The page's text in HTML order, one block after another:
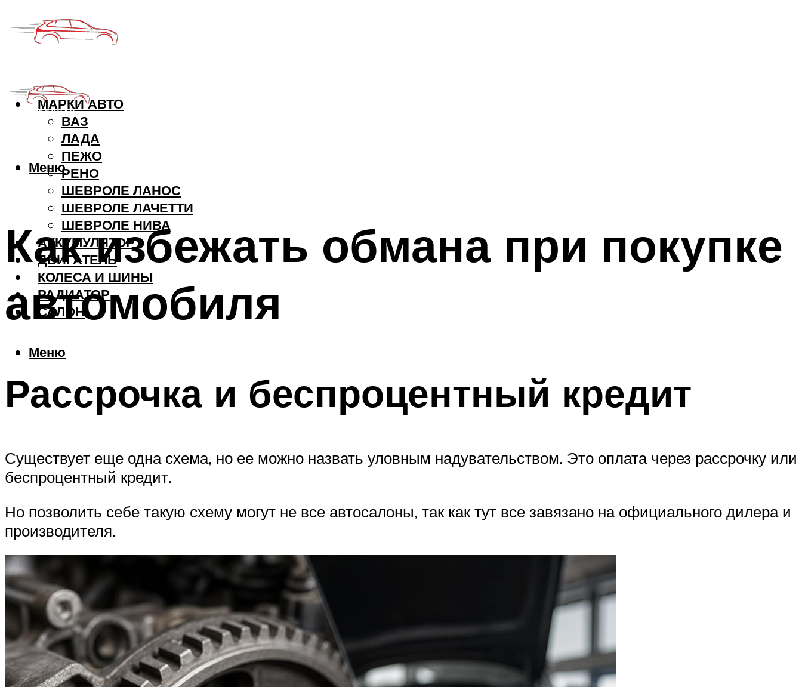
МАРКИ АВТО
ВАЗ
ЛАДА
ПЕЖО
РЕНО
ШЕВРОЛЕ ЛАНОС
ШЕВРОЛЕ ЛАЧЕТТИ
ШЕВРОЛЕ НИВА
АККУМУЛЯТОР
ДВИГАТЕЛЬ
КОЛЕСА И ШИНЫ
РАДИАТОР
САЛОН
Меню
Меню
Как избежать обмана при покупке
автомобиля
Рассрочка и беспроцентный кредит
Существует еще одна схема, но ее можно назвать уловным надувательством. Это оплата через рассрочку или
беспроцентный кредит.
Но позволить себе такую схему могут не все автосалоны, так как тут все завязано на официального дилера и
производителя.